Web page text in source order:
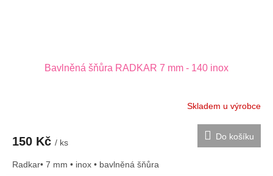
Bavlněná šňůra RADKAR 7 mm - 140 inox
Skladem u výrobce
150 Kč / ks
Do košíku
Radkar• 7 mm • inox • bavlněná šňůra